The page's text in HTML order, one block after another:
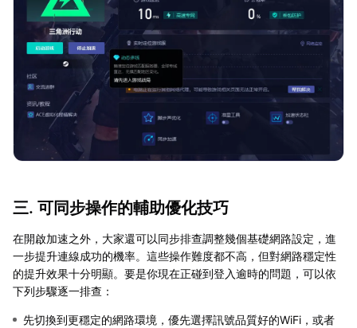
三. 可同步操作的輔助優化技巧
在開啟加速之外，大家還可以同步排查調整幾個基礎網路設定，進
一步提升連線成功的機率。這些操作難度都不高，但對網路穩定性
的提升效果十分明顯。要是你現在正碰到登入逾時的問題，可以依
下列步驟逐一排查：
先切換到更穩定的網路環境，優先選擇訊號品質好的WiFi，或者